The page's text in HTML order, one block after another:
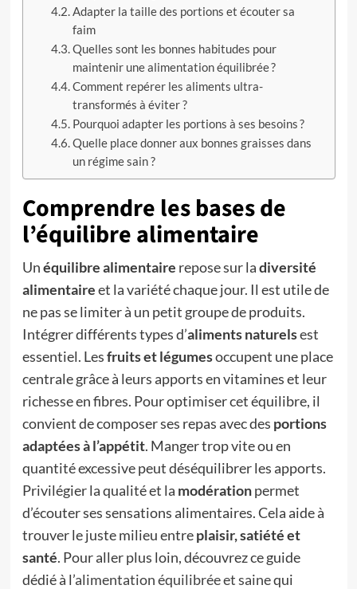
Adapter la taille des portions et écouter sa
faim
Quelles sont les bonnes habitudes pour
maintenir une alimentation équilibrée ?
Comment repérer les aliments ultra-
transformés à éviter ?
Pourquoi adapter les portions à ses besoins ?
Quelle place donner aux bonnes graisses dans
un régime sain ?
Comprendre les bases de
l’équilibre alimentaire
Unéquilibre alimentaire repose sur ladiversité
alimentaireet la variété chaque jour. Il est utile de
ne pas se limiter à un petit groupe de produits.
Intégrer différents types d’aliments naturelsest
essentiel. Lesfruits et légumesoccupent une place
centrale grâce à leurs apports en vitamines et leur
richesse en fibres. Pour optimiser cet équilibre, il
convient de composer ses repas avec des portions
adaptées à l’appétit. Manger trop vite ou en
quantité excessive peut déséquilibrer les apports.
Privilégier la qualité et la modérationpermet
d’écouter ses sensations alimentaires. Cela aide à
trouver le juste milieu entreplaisir, satiété et
santé. Pour aller plus loin, découvrez ce guide
dédié à l’alimentation équilibrée et sainequi